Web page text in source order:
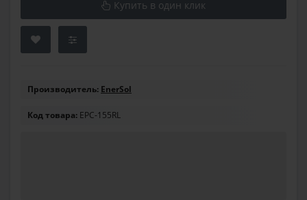
Купить в один клик
Производитель: EnerSol
Код товара: EPC-155RL